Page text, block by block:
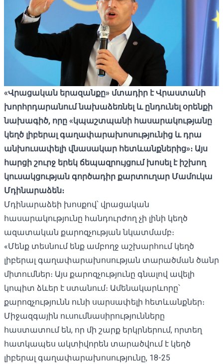
«Վրացական երազանքը» մտադիր է Վրաստանի
խորհրդարանում նախաձեռնել և ընդունել օրենքի
նախագիծ, որը «կպաշտպանի հասարակությանը
կեղծ լիբերալ ​​գաղափարախոսությունից և դրա
անխուսափելի վնասակար հետևանքներից»։ Այս
հարցի շուրջ երեկ ճեպազրույցում խոսել է իշխող
կուսակցության գործադիր քարտուղար Մամուկա
Մդինարաձեն։
Մդինարաձեի խոսքով՝ վրացական
հասարակությունը հանդուրժող չի լինի կեղծ
ազատական ​​քարոզչության նկատմամբ։
«Մենք տեսնում ենք ամբողջ աշխարհում կեղծ
լիբերալ ​​գաղափարախոսության տարածման ծանր
միտումներ։ Այս քարոզչությունը գնալով ավելի
կոպիտ ձևեր է ստանում։ Ամենակարևորը՝
քարոզչությունն ունի սարսափելի հետևանքներ։
Միջազգային ուսումնասիրությունները
հաստատում են, որ մի շարք երկրներում, որտեղ
հատկապես ակտիվորեն տարածվում է կեղծ
լիբերալ գաղափարախոսությունը, 18-25